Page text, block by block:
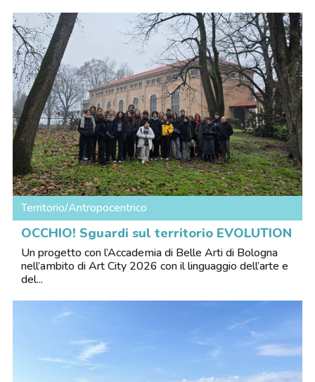
Territorio/Antropocentrico
OCCHIO! Sguardi sul territorio EVOLUTION
Un progetto con l’Accademia di Belle Arti di Bologna
nell’ambito di Art City 2026 con il linguaggio dell’arte e
del...